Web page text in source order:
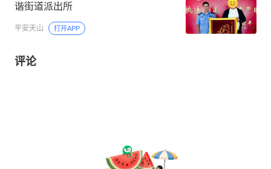
谐街道派出所
平安天山 打开APP
评论